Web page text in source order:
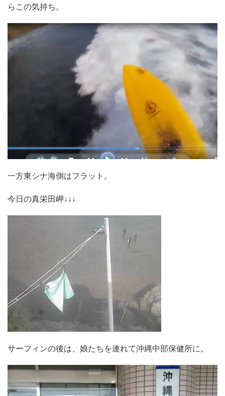
らこの気持ち。
一方東シナ海側はフラット。
今日の真栄田岬↓↓↓
サーフィンの後は、娘たちを連れて沖縄中部保健所に。